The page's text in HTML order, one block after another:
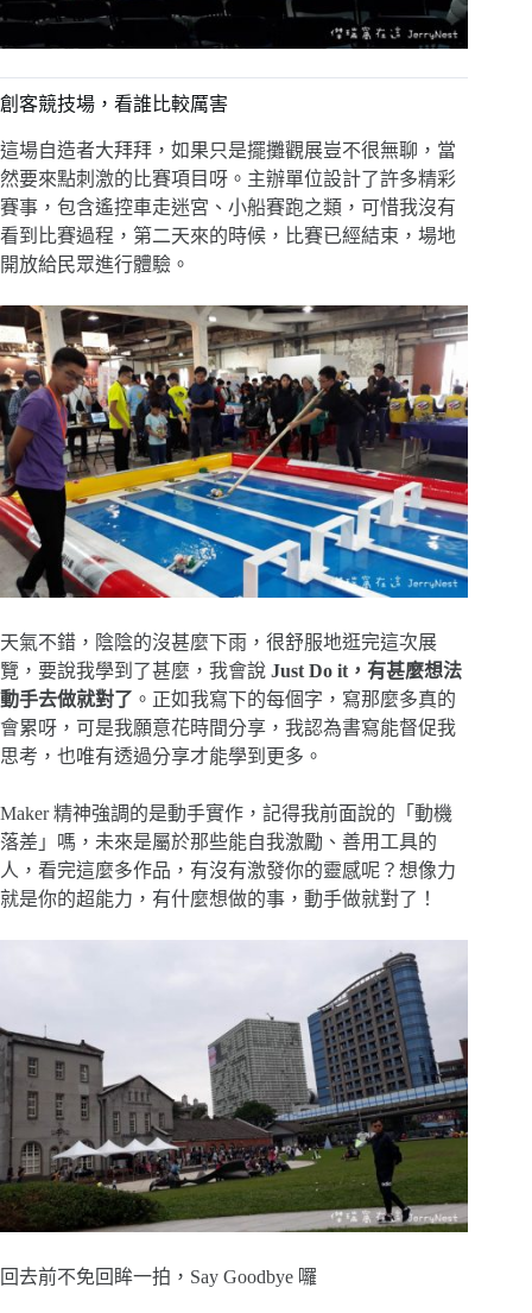
創客競技場，看誰比較厲害
這場自造者大拜拜，如果只是擺攤觀展豈不很無聊，當
然要來點刺激的比賽項目呀。主辦單位設計了許多精彩
賽事，包含遙控車走迷宮、小船賽跑之類，可惜我沒有
看到比賽過程，第二天來的時候，比賽已經結束，場地
開放給民眾進行體驗。
天氣不錯，陰陰的沒甚麼下雨，很舒服地逛完這次展
覽，要說我學到了甚麼，我會說 Just Do it，有甚麼想法
動手去做就對了 。正如我寫下的每個字，寫那麼多真的
會累呀，可是我願意花時間分享，我認為書寫能督促我
思考，也唯有透過分享才能學到更多。
Maker 精神強調的是動手實作，記得我前面說的「動機
落差」嗎，未來是屬於那些能自我激勵、善用工具的
人，看完這麼多作品，有沒有激發你的靈感呢？想像力
就是你的超能力，有什麼想做的事，動手做就對了！
回去前不免回眸一拍，Say Goodbye 囉